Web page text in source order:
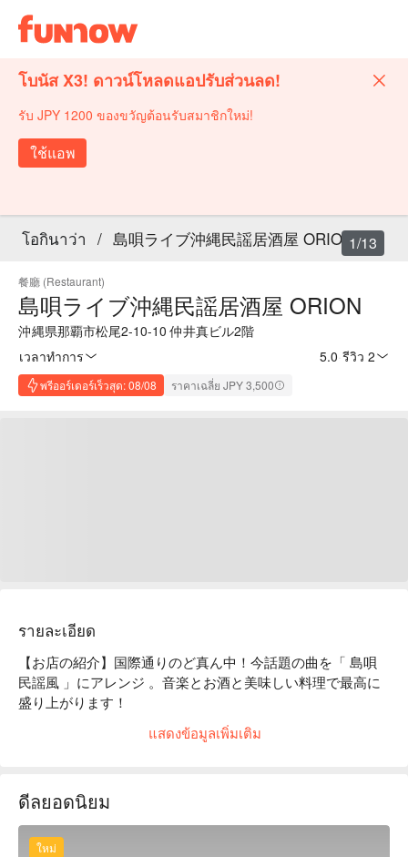
โบนัส X3! ดาวน์โหลดแอปรับส่วนลด!
รับ JPY 1200 ของขวัญต้อนรับสมาชิกใหม่!
ใช้แอพ
โอกินาว่า / 島唄ライブ沖縄民謡居酒屋 ORION
餐廳 (Restaurant)
島唄ライブ沖縄民謡居酒屋 ORION
沖縄県那覇市松尾2-10-10 仲井真ビル2階
เวลาทำการ
5.0 รีวิว 2
พรีออร์เดอร์เร็วสุด: 08/08 ราคาเฉลี่ย JPY 3,500
1/13
รายละเอียด
【お店の紹介】国際通りのど真ん中！今話題の曲を「 島唄
民謡風 」にアレンジ 。音楽とお酒と美味しい料理で最高に
盛り上がります！
島唄ライブチャージ込み 90 分飲み放題コース： 一日 3 ステ
唄ライブと飲み放題で堪能してください！
【ロケーション】国際通り沿い、ドンキホーテの向かいの好
立地！サムズステーキ 2 階にあります。
แสดงข้อมูลเพิ่มเติม
ดีลยอดนิยม
ใหม่